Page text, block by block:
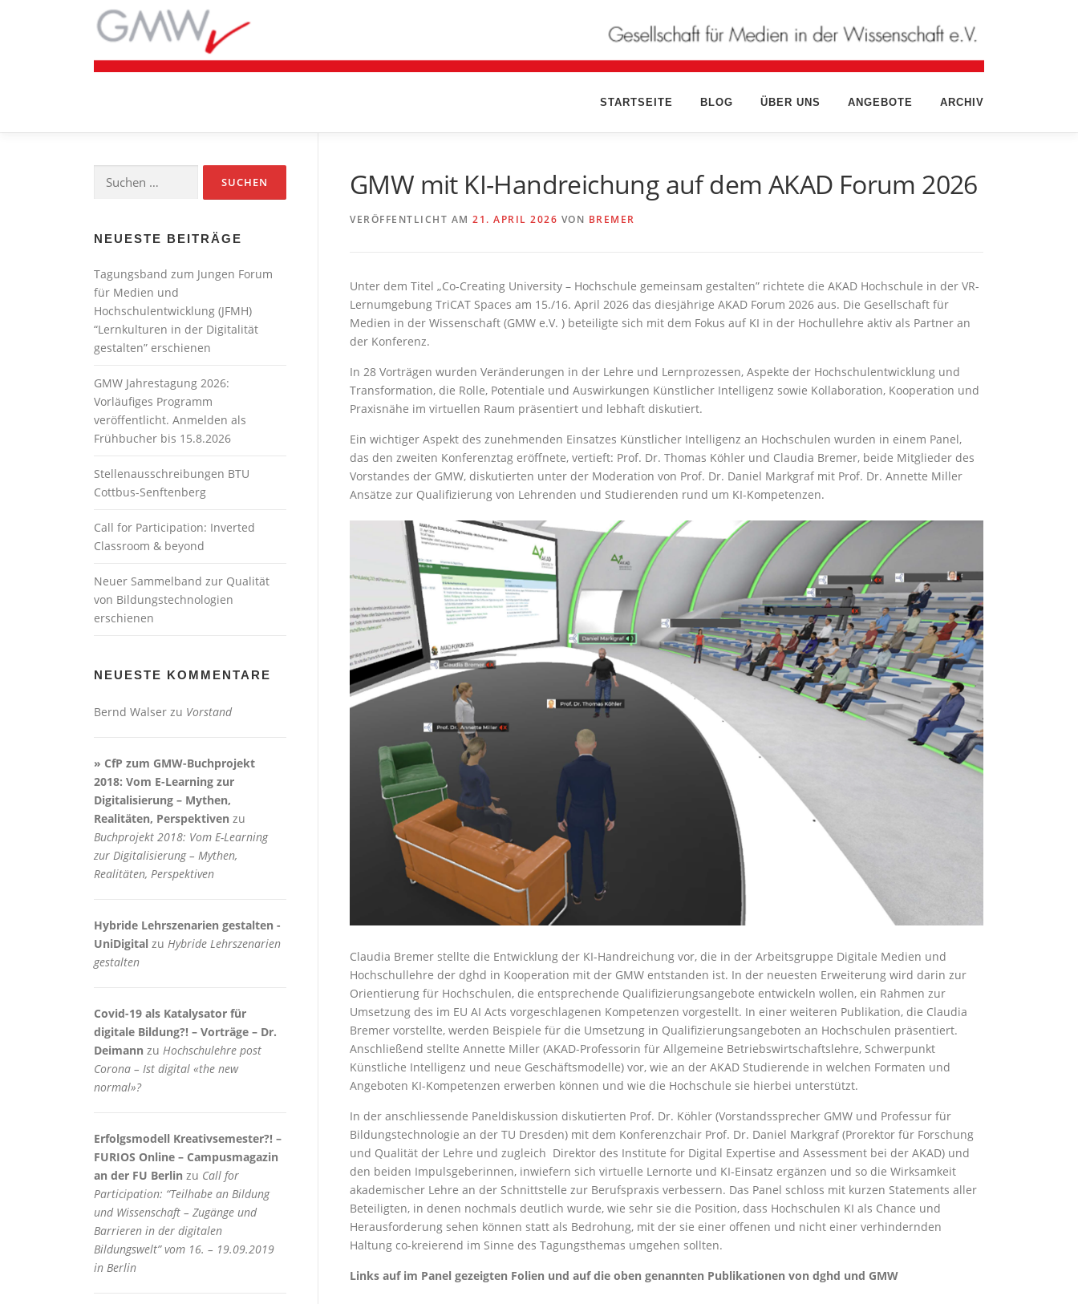
STARTSEITE BLOG ÜBER UNS ANGEBOTE ARCHIV
GMW mit KI-Handreichung auf dem AKAD Forum 2026
VERÖFFENTLICHT AM 21. APRIL 2026 VON BREMER
Unter dem Titel „Co-Creating University – Hochschule gemeinsam gestalten” richtete die AKAD Hochschule in der VR-
Lernumgebung TriCAT Spaces am 15./16. April 2026 das diesjährige AKAD Forum 2026 aus. Die Gesellschaft für
Medien in der Wissenschaft (GMW e.V. ) beteiligte sich mit dem Fokus auf KI in der Hochullehre aktiv als Partner an
der Konferenz.
In 28 Vorträgen wurden Veränderungen in der Lehre und Lernprozessen, Aspekte der Hochschulentwicklung und
Transformation, die Rolle, Potentiale und Auswirkungen Künstlicher Intelligenz sowie Kollaboration, Kooperation und
Praxisnähe im virtuellen Raum präsentiert und lebhaft diskutiert.
Ein wichtiger Aspekt des zunehmenden Einsatzes Künstlicher Intelligenz an Hochschulen wurden in einem Panel,
das den zweiten Konferenztag eröffnete, vertieft: Prof. Dr. Thomas Köhler und Claudia Bremer, beide Mitglieder des
Vorstandes der GMW, diskutierten unter der Moderation von Prof. Dr. Daniel Markgraf mit Prof. Dr. Annette Miller
Ansätze zur Qualifizierung von Lehrenden und Studierenden rund um KI-Kompetenzen.
Claudia Bremer stellte die Entwicklung der KI-Handreichung vor, die in der Arbeitsgruppe Digitale Medien und
Hochschullehre der dghd in Kooperation mit der GMW entstanden ist. In der neuesten Erweiterung wird darin zur
Orientierung für Hochschulen, die entsprechende Qualifizierungsangebote entwickeln wollen, ein Rahmen zur
Umsetzung des im EU AI Acts vorgeschlagenen Kompetenzen vorgestellt. In einer weiteren Publikation, die Claudia
Bremer vorstellte, werden Beispiele für die Umsetzung in Qualifizierungsangeboten an Hochschulen präsentiert.
Anschließend stellte Annette Miller (AKAD-Professorin für Allgemeine Betriebswirtschaftslehre, Schwerpunkt
Künstliche Intelligenz und neue Geschäftsmodelle) vor, wie an der AKAD Studierende in welchen Formaten und
Angeboten KI-Kompetenzen erwerben können und wie die Hochschule sie hierbei unterstützt.
In der anschliessende Paneldiskussion diskutierten Prof. Dr. Köhler (Vorstandssprecher GMW und Professur für
Bildungstechnologie an der TU Dresden) mit dem Konferenzchair Prof. Dr. Daniel Markgraf (Prorektor für Forschung
und Qualität der Lehre und zugleich Direktor des Institute for Digital Expertise and Assessment bei der AKAD) und
den beiden Impulsgeberinnen, inwiefern sich virtuelle Lernorte und KI-Einsatz ergänzen und so die Wirksamkeit
akademischer Lehre an der Schnittstelle zur Berufspraxis verbessern. Das Panel schloss mit kurzen Statements aller
Beteiligten, in denen nochmals deutlich wurde, wie sehr sie die Position, dass Hochschulen KI als Chance und
Herausforderung sehen können statt als Bedrohung, mit der sie einer offenen und nicht einer verhindernden
Haltung co-kreierend im Sinne des Tagungsthemas umgehen sollten.
Links auf im Panel gezeigten Folien und auf die oben genannten Publikationen von dghd und GMW
nach:
NEUESTE BEITRÄGE
Tagungsband zum Jungen Forum
für Medien und
Hochschulentwicklung (JFMH)
“Lernkulturen in der Digitalität
gestalten” erschienen
GMW Jahrestagung 2026:
Vorläufiges Programm
veröffentlicht. Anmelden als
Frühbucher bis 15.8.2026
Stellenausschreibungen BTU
Cottbus-Senftenberg
Call for Participation: Inverted
Classroom & beyond
Neuer Sammelband zur Qualität
von Bildungstechnologien
erschienen
NEUESTE KOMMENTARE
Bernd Walser zu Vorstand
» CfP zum GMW-Buchprojekt
2018: Vom E-Learning zur
Digitalisierung – Mythen,
Realitäten, Perspektiven zu
Buchprojekt 2018: Vom E-Learning
zur Digitalisierung – Mythen,
Realitäten, Perspektiven
Hybride Lehrszenarien gestalten -
UniDigital zu Hybride Lehrszenarien
gestalten
Covid-19 als Katalysator für
digitale Bildung?! – Vorträge – Dr.
Deimann zu Hochschulehre post
Corona – Ist digital «the new
normal»?
Erfolgsmodell Kreativsemester?! –
FURIOS Online – Campusmagazin
an der FU Berlin zu Call for
Participation: “Teilhabe an Bildung
und Wissenschaft – Zugänge und
Barrieren in der digitalen
Bildungswelt” vom 16. – 19.09.2019
in Berlin